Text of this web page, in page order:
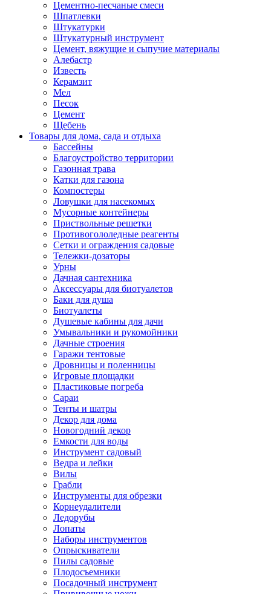
Цементно-песчаные смеси
Шпатлевки
Штукатурки
Штукатурный инструмент
Цемент, вяжущие и сыпучие материалы
Алебастр
Известь
Керамзит
Мел
Песок
Цемент
Щебень
Товары для дома, сада и отдыха
Бассейны
Благоустройство территории
Газонная трава
Катки для газона
Компостеры
Ловушки для насекомых
Мусорные контейнеры
Приствольные решетки
Противогололедные реагенты
Сетки и ограждения садовые
Тележки-дозаторы
Урны
Дачная сантехника
Аксессуары для биотуалетов
Баки для душа
Биотуалеты
Душевые кабины для дачи
Умывальники и рукомойники
Дачные строения
Гаражи тентовые
Дровницы и поленницы
Игровые площадки
Пластиковые погреба
Сараи
Тенты и шатры
Декор для дома
Новогодний декор
Емкости для воды
Инструмент садовый
Ведра и лейки
Вилы
Грабли
Инструменты для обрезки
Корнеудалители
Ледорубы
Лопаты
Наборы инструментов
Опрыскиватели
Пилы садовые
Плодосъемники
Посадочный инструмент